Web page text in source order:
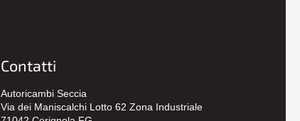
Contatti
Autoricambi Seccia
Via dei Maniscalchi Lotto 62 Zona Industriale